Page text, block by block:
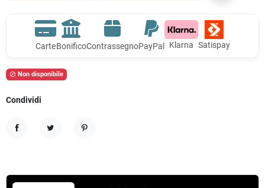
CarteBonificoContrassegnoPayPal Klarna Satispay
 Non disponibile
Condividi